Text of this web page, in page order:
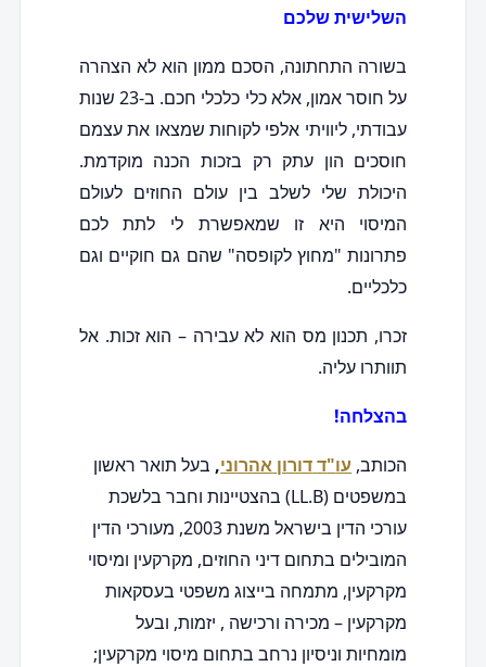
השלישית שלכם
בשורה התחתונה, הסכם ממון הוא לא הצהרה
על חוסר אמון, אלא כלי כלכלי חכם. ב-23 שנות
עבודתי, ליוויתי אלפי לקוחות שמצאו את עצמם
חוסכים הון עתק רק בזכות הכנה מוקדמת.
היכולת שלי לשלב בין עולם החוזים לעולם
המיסוי היא זו שמאפשרת לי לתת לכם
פתרונות "מחוץ לקופסה" שהם גם חוקיים וגם
כלכליים.
זכרו, תכנון מס הוא לא עבירה – הוא זכות. אל
תוותרו עליה.
בהצלחה!
הכותב, עו"דדורון אהרוני, בעל תואר ראשון
במשפטים (LL.B) בהצטיינות וחבר בלשכת
עורכי הדין בישראל משנת 2003, מעורכי הדין
המובילים בתחום דיני החוזים, מקרקעין ומיסוי
מקרקעין, מתמחה בייצוג משפטי בעסקאות
מקרקעין – מכירה ורכישה , יזמות, ובעל
מומחיות וניסיון נרחב בתחום מיסוי מקרקעין;